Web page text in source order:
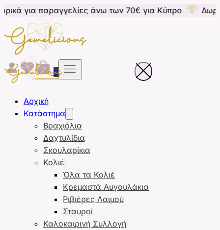
άνω των 70€ για Κύπρο Δωρεάν
0
Αρχική
Κατάστημα
Βραχιόλια
Δαχτυλίδια
Σκουλαρίκια
Κολιέ
Όλα τα Κολιέ
Κρεμαστά Αυγουλάκια
Ριβιέρες Λαιμού
Σταυροί
Καλοκαιρινή Συλλογή